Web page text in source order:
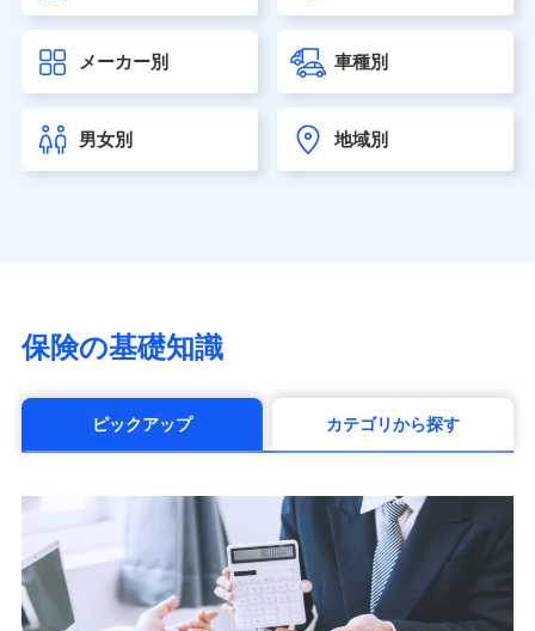
大樹生命保険株式会社（https://www.taiju-life.co.jp）
seimei.co.jp）
チューリッヒ生命保険株式会社
東京海上日動あんしん生命保険株式会社
（https://www.tmn-anshin.co.jp/）
マニュライフ生命保険株式会社
（https://www.manulife.co.jp/）
（https://www.msa-life.co.jp/）
メットライフ生命株式会社(https://www.metlife.co.jp/)
■少額短期保険
株式会社アシロ少額短期保険 (https://kailash.co.jp/)
SBIいきいき少額短期保険会社 (https://www.i-
sedai.com/)
メーカー別 車種別
男女別 地域別
保険の基礎知識
ピックアップ カテゴリから探す